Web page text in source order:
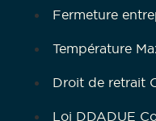
Fermeture
Température
Droit de retrait
Loi DDADUE